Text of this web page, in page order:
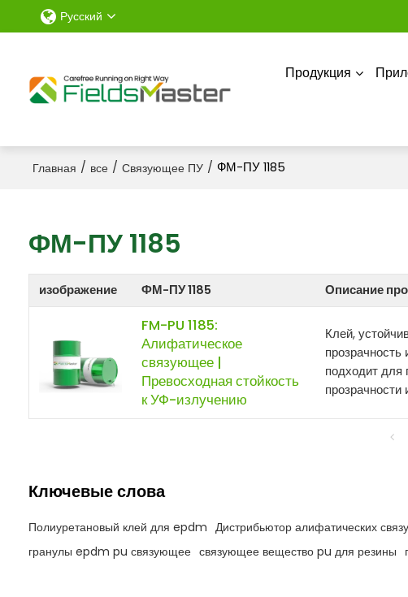
Русский
Продукция
Главная / все / Связующее ПУ / ФМ-ПУ 1185
ФМ-ПУ 1185
изображение ФМ-ПУ 1185 Описание
FM-PU 1185:
Алифатическое
связующее |
Превосходная стойкость
к УФ-излучению
Клей,
подходит для
прозрачности
Ключевые слова
Полиуретановый клей для epdm Дистрибьютор алифатических
гранулы epdm pu связующее связующее вещество pu для резины